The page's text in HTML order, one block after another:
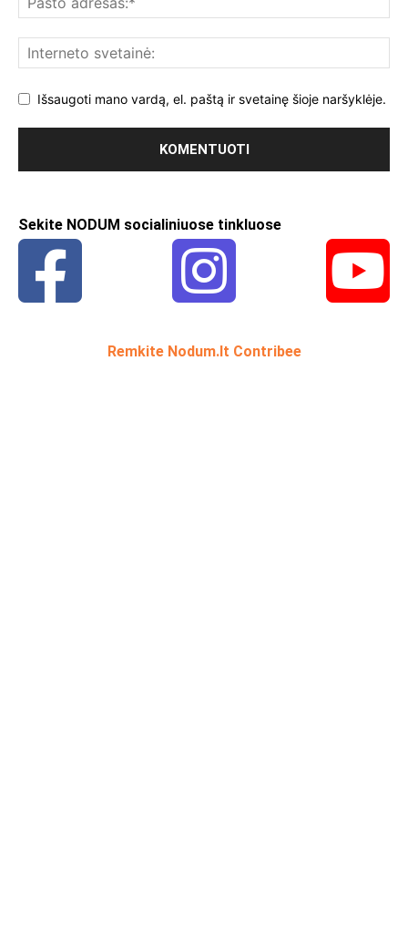
Išsaugoti mano vardą, el. paštą ir svetainę šioje naršyklėje.
Sekite NODUM socialiniuose tinkluose
Remkite Nodum.lt Contribee